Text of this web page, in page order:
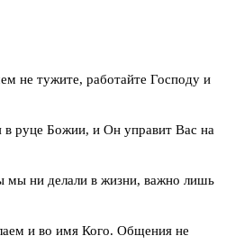
не тужите, работайте Господу и
в руце Божии, и Он управит Вас на
мы ни делали в жизни, важно лишь
и во имя Кого. Общения не